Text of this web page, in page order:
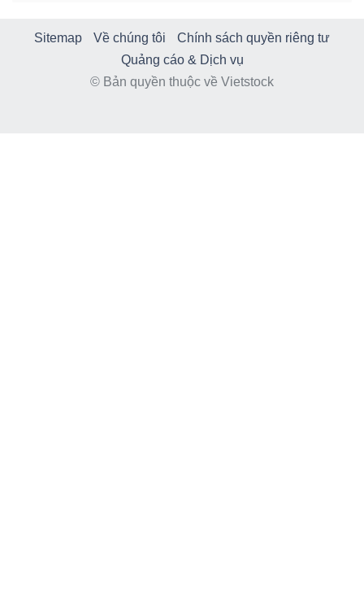
Sitemap Về chúng tôi
Chính sách quyền riêng tư
Quảng cáo & Dịch vụ
© Bản quyền thuộc về Vietstock